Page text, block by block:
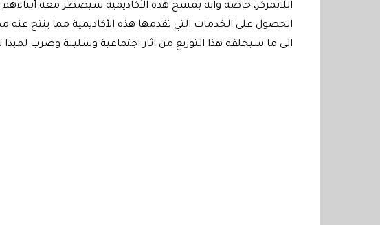
اللاتمركز، خاصة وانه بمسح هذه الأكاديمية سيضطر معه أبناءهم
الحصول على الخدمات التي تقدمها هذه الأكاديمية مما ينتج
الى ما سيخلفه هذا التوزيع من اثار اجتماعية وسليبة وضرب لمبدا